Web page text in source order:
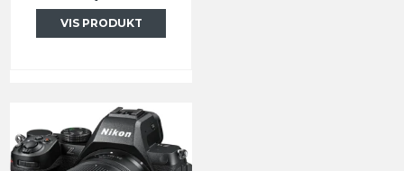
VIS PRODUKT